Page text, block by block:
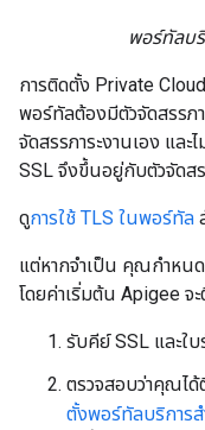
พอร์ทัลบ
การติดตั้ง Private
พอร์ทัลต้องมีตัวจัดสรรภ
จัดสรรภาระงานเอง แล
SSL จึงขึ้นอยู่กับตัวจัดสร
ดูการใช้ TLS ในพอร์ทัล
แต่หากจําเป็น คุณกําหนด
โดยค่าเริ่มต้น Apigee จ
รับคีย์ SSL และใ
ตรวจสอบว่าคุณได้
ตั้งพอร์ทัลบริการ